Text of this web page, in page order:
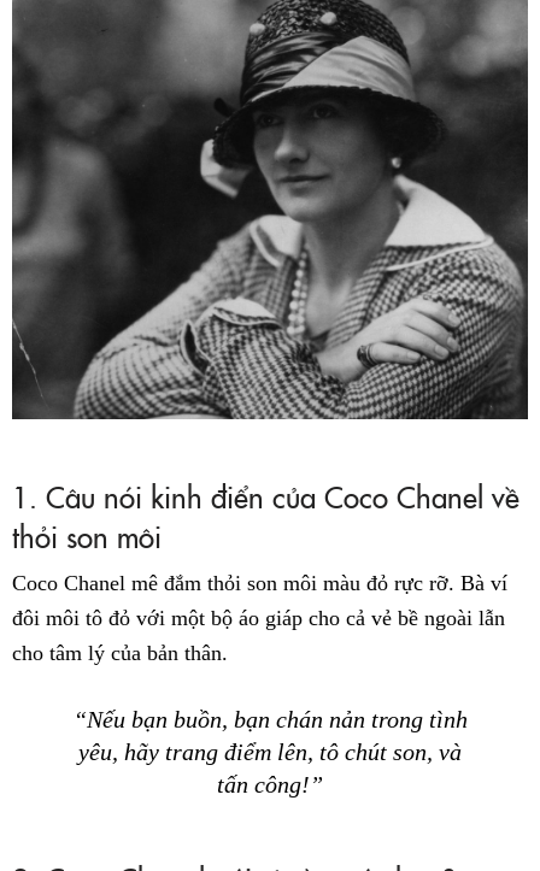
1. Câu nói kinh điển của Coco Chanel về
thỏi son môi
Coco Chanel mê đắm thỏi son môi màu đỏ rực rỡ. Bà ví
đôi môi tô đỏ với một bộ áo giáp cho cả vẻ bề ngoài lẫn
cho tâm lý của bản thân.
“Nếu bạn buồn, bạn chán nản trong tình
yêu, hãy trang điểm lên, tô chút son, và
tấn công!”